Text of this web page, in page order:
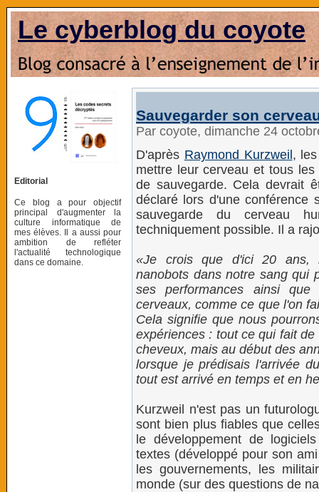
Le cyberblog du coyote
Editorial
Ce blog a pour objectif
principal d'augmenter la
culture informatique de
mes élèves. Il a aussi pour
ambition de refléter
l'actualité technologique
dans ce domaine.
Sauvegarder son
Par coyote, dimanche 24
D'après Raymond Kurzweil ,
mettre leur cerveau et tous
de sauvegarde. Cela devrait
déclaré lors d'une
sauvegarde du cerveau
techniquement possible. Il a
Je crois que d'ici 20 ans,
nanobots dans notre sang qui
ses performances ainsi
cerveaux, comme ce que l'on
Cela signifie que nous
expériences : tout ce qui fait
cheveux, mais au début des
lorsque je prédisais l'arrivée
tout est arrivé en temps et en
Kurzweil n'est pas un
sont bien plus fiables que
le développement de
textes (développé pour son
les gouvernements, les
monde (sur des questions de